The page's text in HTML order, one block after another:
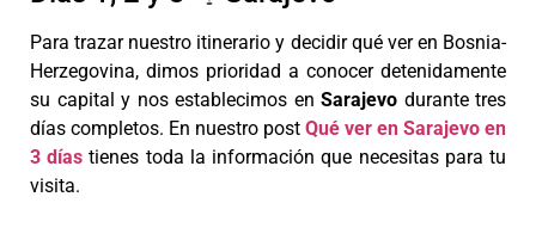
Para trazar nuestro itinerario y decidir qué ver en Bosnia-
Herzegovina, dimos prioridad a conocer detenidamente
su capital y nos establecimos en Sarajevo durante tres
días completos. En nuestro post Qué ver en Sarajevo en
3 días tienes toda la información que necesitas para tu
visita.